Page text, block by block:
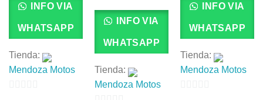
INFO VIA
WHATSAPP
Tienda:
Mendoza Motos
INFO VIA
WHATSAPP
Tienda:
Mendoza Motos
INFO VIA
WHATSAPP
Tienda:
Mendoza Motos